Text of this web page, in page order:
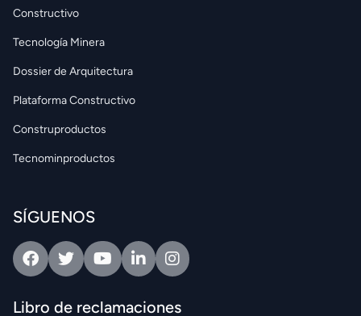
Constructivo
Tecnología Minera
Dossier de Arquitectura
Plataforma Constructivo
Construproductos
Tecnominproductos
SÍGUENOS
FacebookTwitterYoutubeLinkedinIntagram
Libro de reclamaciones